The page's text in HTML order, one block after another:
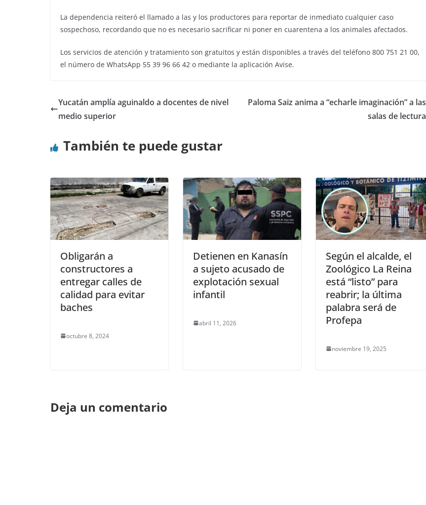
La dependencia reiteró el llamado a las y los productores para reportar de inmediato cualquier caso
sospechoso, recordando que no es necesario sacrificar ni poner en cuarentena a los animales afectados.
Los servicios de atención y tratamiento son gratuitos y están disponibles a través del teléfono 800 751 21 00,
el número de WhatsApp 55 39 96 66 42 o mediante la aplicación Avise.
Yucatán amplía aguinaldo a docentes de nivel
medio superior
Paloma Saiz anima a “echarle imaginación” a las
salas de lectura
También te puede gustar
Obligarán a
constructores a
entregar calles de
calidad para evitar
baches
octubre 8, 2024
Detienen en Kanasín
a sujeto acusado de
explotación sexual
infantil
abril 11, 2026
Según el alcalde, el
Zoológico La Reina
está “listo” para
reabrir; la última
palabra será de
Profepa
noviembre 19, 2025
Deja un comentario